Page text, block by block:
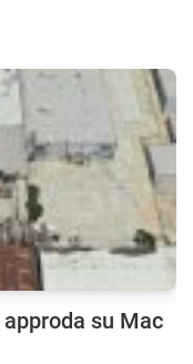
su Mac